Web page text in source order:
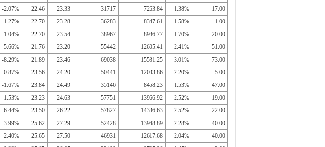
-2.07% 22.46 23.33 31717 7263.84 1.38%
17.00
1.27% 22.70 23.28 36283 8347.61 1.58%
1.00
-1.04% 22.70 23.54 38967 8986.77 1.70%
20.00
5.66% 21.76 23.20 55442 12605.41 2.41%
51.00
-8.29% 21.89 23.46 69038 15531.25 3.01%
73.00
-0.87% 23.56 24.20 50441 12033.86 2.20%
5.00
-1.67% 23.84 24.49 35146 8458.23 1.53%
47.00
1.53% 23.23 24.63 57751 13966.92 2.52%
19.00
-6.44% 23.50 26.22 57827 14336.63 2.52%
22.00
-3.99% 25.62 27.29 52428 13948.89 2.28%
40.00
2.40% 25.65 27.50 46931 12617.68 2.04%
40.00